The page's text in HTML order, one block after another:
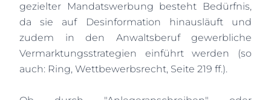
gezielter Mandatswerbung besteht Bedürfnis,
da sie auf Desinformation hinausläuft und
zudem in den Anwaltsberuf gewerbliche
Vermarktungsstrategien einführt werden (so
auch: Ring, Wettbewerbsrecht, Seite 219 ff.).